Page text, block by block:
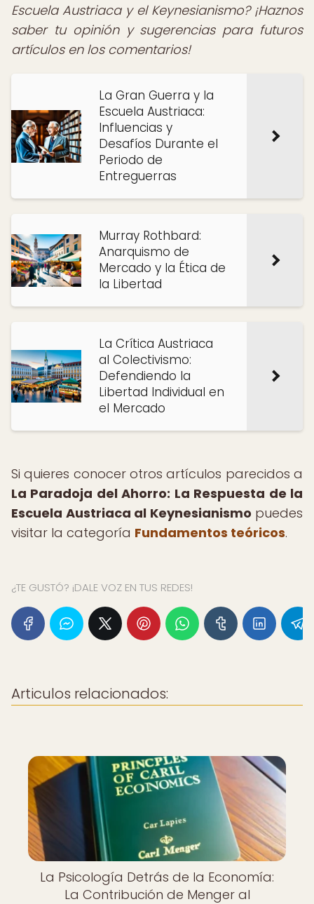
Escuela Austriaca y el Keynesianismo? ¡Haznos
saber tu opinión y sugerencias para futuros
artículos en los comentarios!
La Gran Guerra y la
Escuela Austriaca:
Influencias y
Desafíos Durante el
Periodo de
Entreguerras
Murray Rothbard:
Anarquismo de
Mercado y la Ética de
la Libertad
La Crítica Austriaca
al Colectivismo:
Defendiendo la
Libertad Individual en
el Mercado
Si quieres conocer otros artículos parecidos a
La Paradoja del Ahorro: La Respuesta de la
Escuela Austriaca al Keynesianismo puedes
visitar la categoría Fundamentos teóricos.
¿TE GUSTÓ? ¡DALE VOZ EN TUS REDES!
Articulos relacionados:
La Psicología Detrás de la Economía:
La Contribución de Menger al